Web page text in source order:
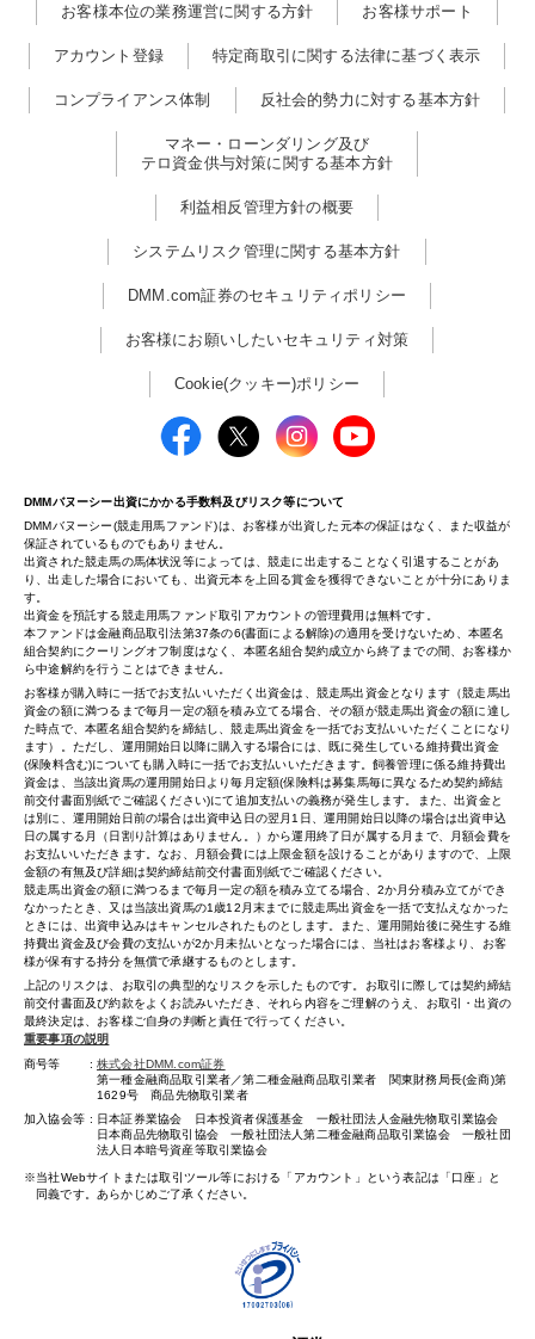
お客様本位の業務運営に関する方針 お客様サポート
アカウント登録 特定商取引に関する法律に基づく表示
コンプライアンス体制 反社会的勢力に対する基本方針
マネー・ローンダリング及び
テロ資金供与対策に関する基本方針
利益相反管理方針の概要
システムリスク管理に関する基本方針
DMM.com証券のセキュリティポリシー
お客様にお願いしたいセキュリティ対策
Cookie(クッキー)ポリシー
DMMバヌーシー出資にかかる手数料及びリスク等について
DMMバヌーシー(競走用馬ファンド)は、お客様が出資した元本の保証はなく、また収益が
保証されているものでもありません。
出資された競走馬の馬体状況等によっては、競走に出走することなく引退することがあ
り、出走した場合においても、出資元本を上回る賞金を獲得できないことが十分にありま
す。
出資金を預託する競走用馬ファンド取引アカウントの管理費用は無料です。
本ファンドは金融商品取引法第37条の6(書面による解除)の適用を受けないため、本匿名
組合契約にクーリングオフ制度はなく、本匿名組合契約成立から終了までの間、お客様か
ら中途解約を行うことはできません。
お客様が購入時に一括でお支払いいただく出資金は、競走馬出資金となります（競走馬出
資金の額に満つるまで毎月一定の額を積み立てる場合、その額が競走馬出資金の額に達し
た時点で、本匿名組合契約を締結し、競走馬出資金を一括でお支払いいただくことになり
ます）。ただし、運用開始日以降に購入する場合には、既に発生している維持費出資金
(保険料含む)についても購入時に一括でお支払いいただきます。飼養管理に係る維持費出
資金は、当該出資馬の運用開始日より毎月定額(保険料は募集馬毎に異なるため契約締結
前交付書面別紙でご確認ください)にて追加支払いの義務が発生します。また、出資金と
は別に、運用開始日前の場合は出資申込日の翌月1日、運用開始日以降の場合は出資申込
日の属する月（日割り計算はありません。）から運用終了日が属する月まで、月額会費を
お支払いいただきます。なお、月額会費には上限金額を設けることがありますので、上限
金額の有無及び詳細は契約締結前交付書面別紙でご確認ください。
競走馬出資金の額に満つるまで毎月一定の額を積み立てる場合、2か月分積み立てができ
なかったとき、又は当該出資馬の1歳12月末までに競走馬出資金を一括で支払えなかった
ときには、出資申込みはキャンセルされたものとします。また、運用開始後に発生する維
持費出資金及び会費の支払いが2か月未払いとなった場合には、当社はお客様より、お客
様が保有する持分を無償で承継するものとします。
上記のリスクは、お取引の典型的なリスクを示したものです。お取引に際しては契約締結
前交付書面及び約款をよくお読みいただき、それら内容をご理解のうえ、お取引・出資の
最終決定は、お客様ご自身の判断と責任で行ってください。
重要事項の説明
商号等
株式会社DMM.com証券
第一種金融商品取引業者／第二種金融商品取引業者 関東財務局長(金商)第
1629号 商品先物取引業者
加入協会等
日本証券業協会 日本投資者保護基金 一般社団法人金融先物取引業協会
日本商品先物取引協会 一般社団法人第二種金融商品取引業協会 一般社団
法人日本暗号資産等取引業協会
当社Webサイトまたは取引ツール等における「アカウント」という表記は「口座」と
同義です。あらかじめご了承ください。